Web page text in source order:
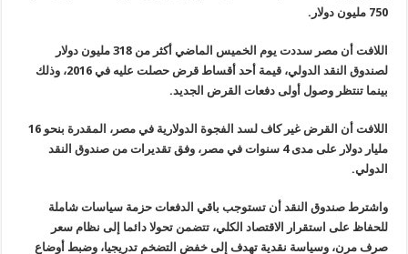
750 مليون دولار.
اللافت أن مصر سددت يوم الخميس الماضي
أكثر من 318 مليون دولار
لصندوق النقد الدولي، قيمة أحد أقساط قرض حصلت عليه في 2016، وذلك
بينما تنتظر وصول أولى دفعات القرض الجديد.
اللافت أن القرض غير كاف لسد الفجوة الدولارية في مصر، المقدرة بنحو 16
مليار دولار على مدى 4 سنوات في مصر، وفق تقديرات من صندوق النقد
الدولي.
واشترط صندوق النقد أن تستوجب باقي الدفعات حزمة سياسات شاملة
للحفاظ على استقرار الاقتصاد الكلي، تتضمن تحولا دائما إلى نظام سعر
صرف مرن، وسياسة نقدية تهدف إلى خفض التضخم تدريجيا، وضبط أوضاع